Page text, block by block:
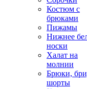
Костюм с
брюками
Пижамы
Нижнее
носки
Халат на
молнии
Брюки,
шорты